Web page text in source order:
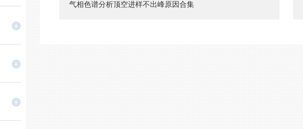
气相色谱分析顶空进样不出峰原因合集